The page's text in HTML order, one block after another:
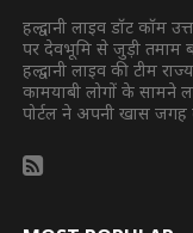
हल्द्वानी लाइव डॉट कॉम
पर देवभूमि से जुड़ी तमाम
हल्द्वानी लाइव की टीम
कामयाबी लोगों के सामने
पोर्टल ने अपनी खास